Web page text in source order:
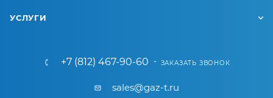
УСЛУГИ
+7 (812) 467-90-60 ЗАКАЗАТЬ ЗВОНОК
sales@gaz-t.ru